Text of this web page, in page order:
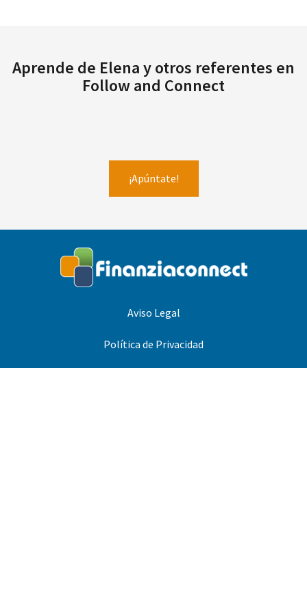
Aprende de Elena y otros referentes en
Follow and Connect
¡Apúntate!
Aviso Legal
Política de Privacidad